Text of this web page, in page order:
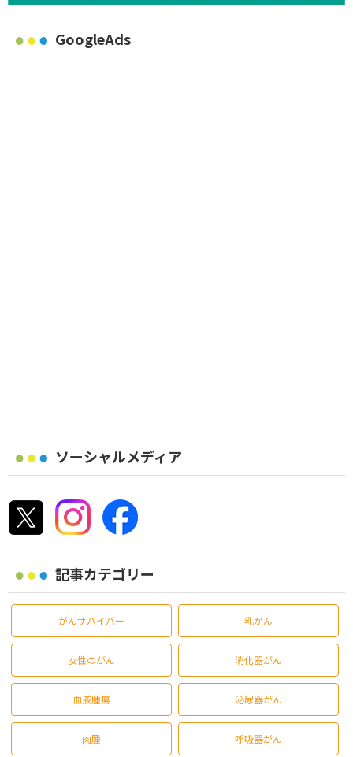
GoogleAds
ソーシャルメディア
記事カテゴリー
がんサバイバー 乳がん
女性のがん 消化器がん
血液腫瘍 泌尿器がん
肉腫 呼吸器がん